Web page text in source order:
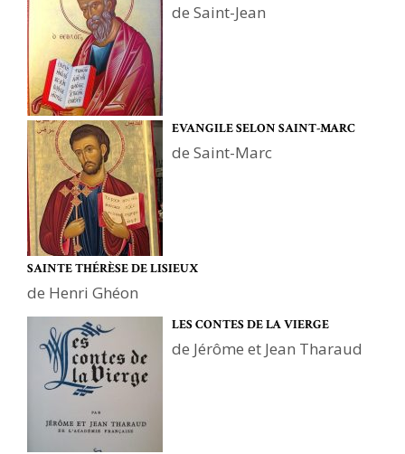
de Saint-Jean
EVANGILE SELON SAINT-MARC
de Saint-Marc
SAINTE THÉRÈSE DE LISIEUX
de Henri Ghéon
LES CONTES DE LA VIERGE
de Jérôme et Jean Tharaud